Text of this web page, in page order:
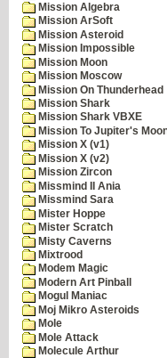
Mission Algebra
Mission ArSoft
Mission Asteroid
Mission Impossible
Mission Moon
Mission Moscow
Mission On Thunderhead
Mission Shark
Mission Shark VBXE
Mission To Jupiter's
Mission X (v1)
Mission X (v2)
Mission Zircon
Missmind II Ania
Missmind Sara
Mister Hoppe
Mister Scratch
Misty Caverns
Mixtrood
Modem Magic
Modern Art Pinball
Mogul Maniac
Moj Mikro Asteroids
Mole
Mole Attack
Molecule Arthur